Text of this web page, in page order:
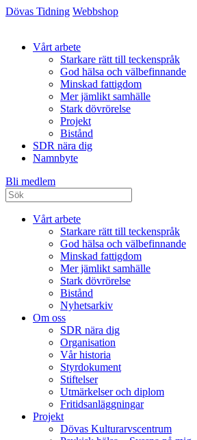
Dövas Tidning Webbshop
Vårt arbete
Starkare rätt till teckenspråk
God hälsa och välbefinnande
Minskad fattigdom
Mer jämlikt samhälle
Stark dövrörelse
Projekt
Bistånd
SDR nära dig
Namnbyte
Bli medlem
Vårt arbete
Starkare rätt till teckenspråk
God hälsa och välbefinnande
Minskad fattigdom
Mer jämlikt samhälle
Stark dövrörelse
Bistånd
Nyhetsarkiv
Om oss
SDR nära dig
Organisation
Vår historia
Styrdokument
Stiftelser
Utmärkelser och diplom
Fritidsanläggningar
Projekt
Dövas Kulturarvscentrum